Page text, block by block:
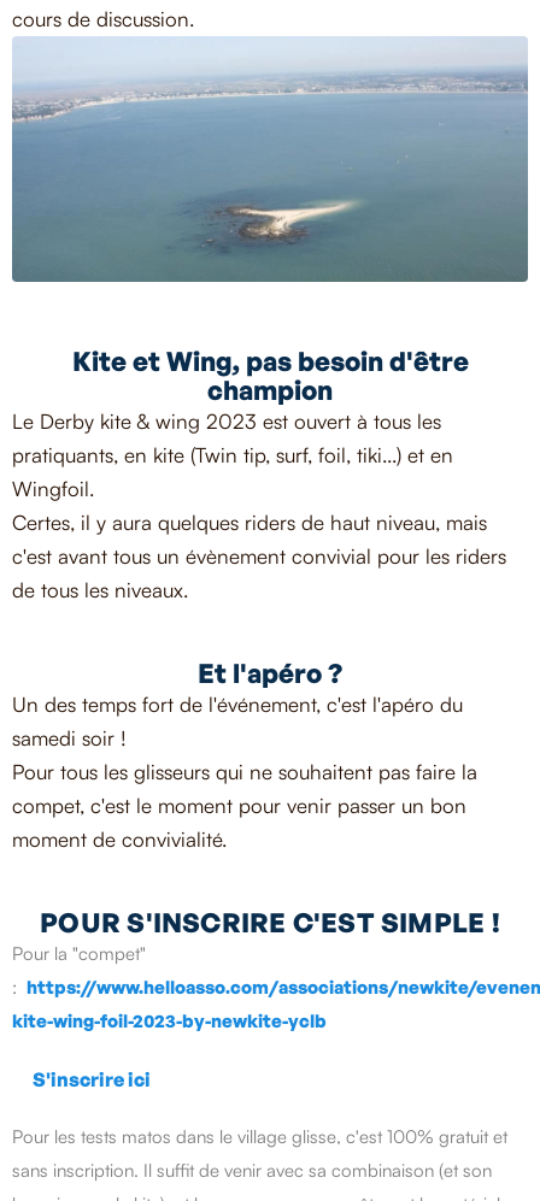
cours de discussion.
Kite et Wing, pas besoin d'être
champion
Le Derby kite & wing 2023 est ouvert à tous les
pratiquants, en kite (Twin tip, surf, foil, tiki...) et en
Wingfoil.
Certes, il y aura quelques riders de haut niveau, mais
c'est avant tous un évènement convivial pour les riders
de tous les niveaux.
Et l'apéro ?
Un des temps fort de l'événement, c'est l'apéro du
samedi soir !
Pour tous les glisseurs qui ne souhaitent pas faire la
compet, c'est le moment pour venir passer un bon
moment de convivialité.
POUR S'INSCRIRE C'EST SIMPLE !
Pour la "compet"
: https://www.helloasso.com/associations/newkite/
kite-wing-foil-2023-by-newkite-yclb
S'inscrire ici
Pour les tests matos dans le village glisse, c'est 100% gratuit et
sans inscription. Il suffit de venir avec sa combinaison (et son